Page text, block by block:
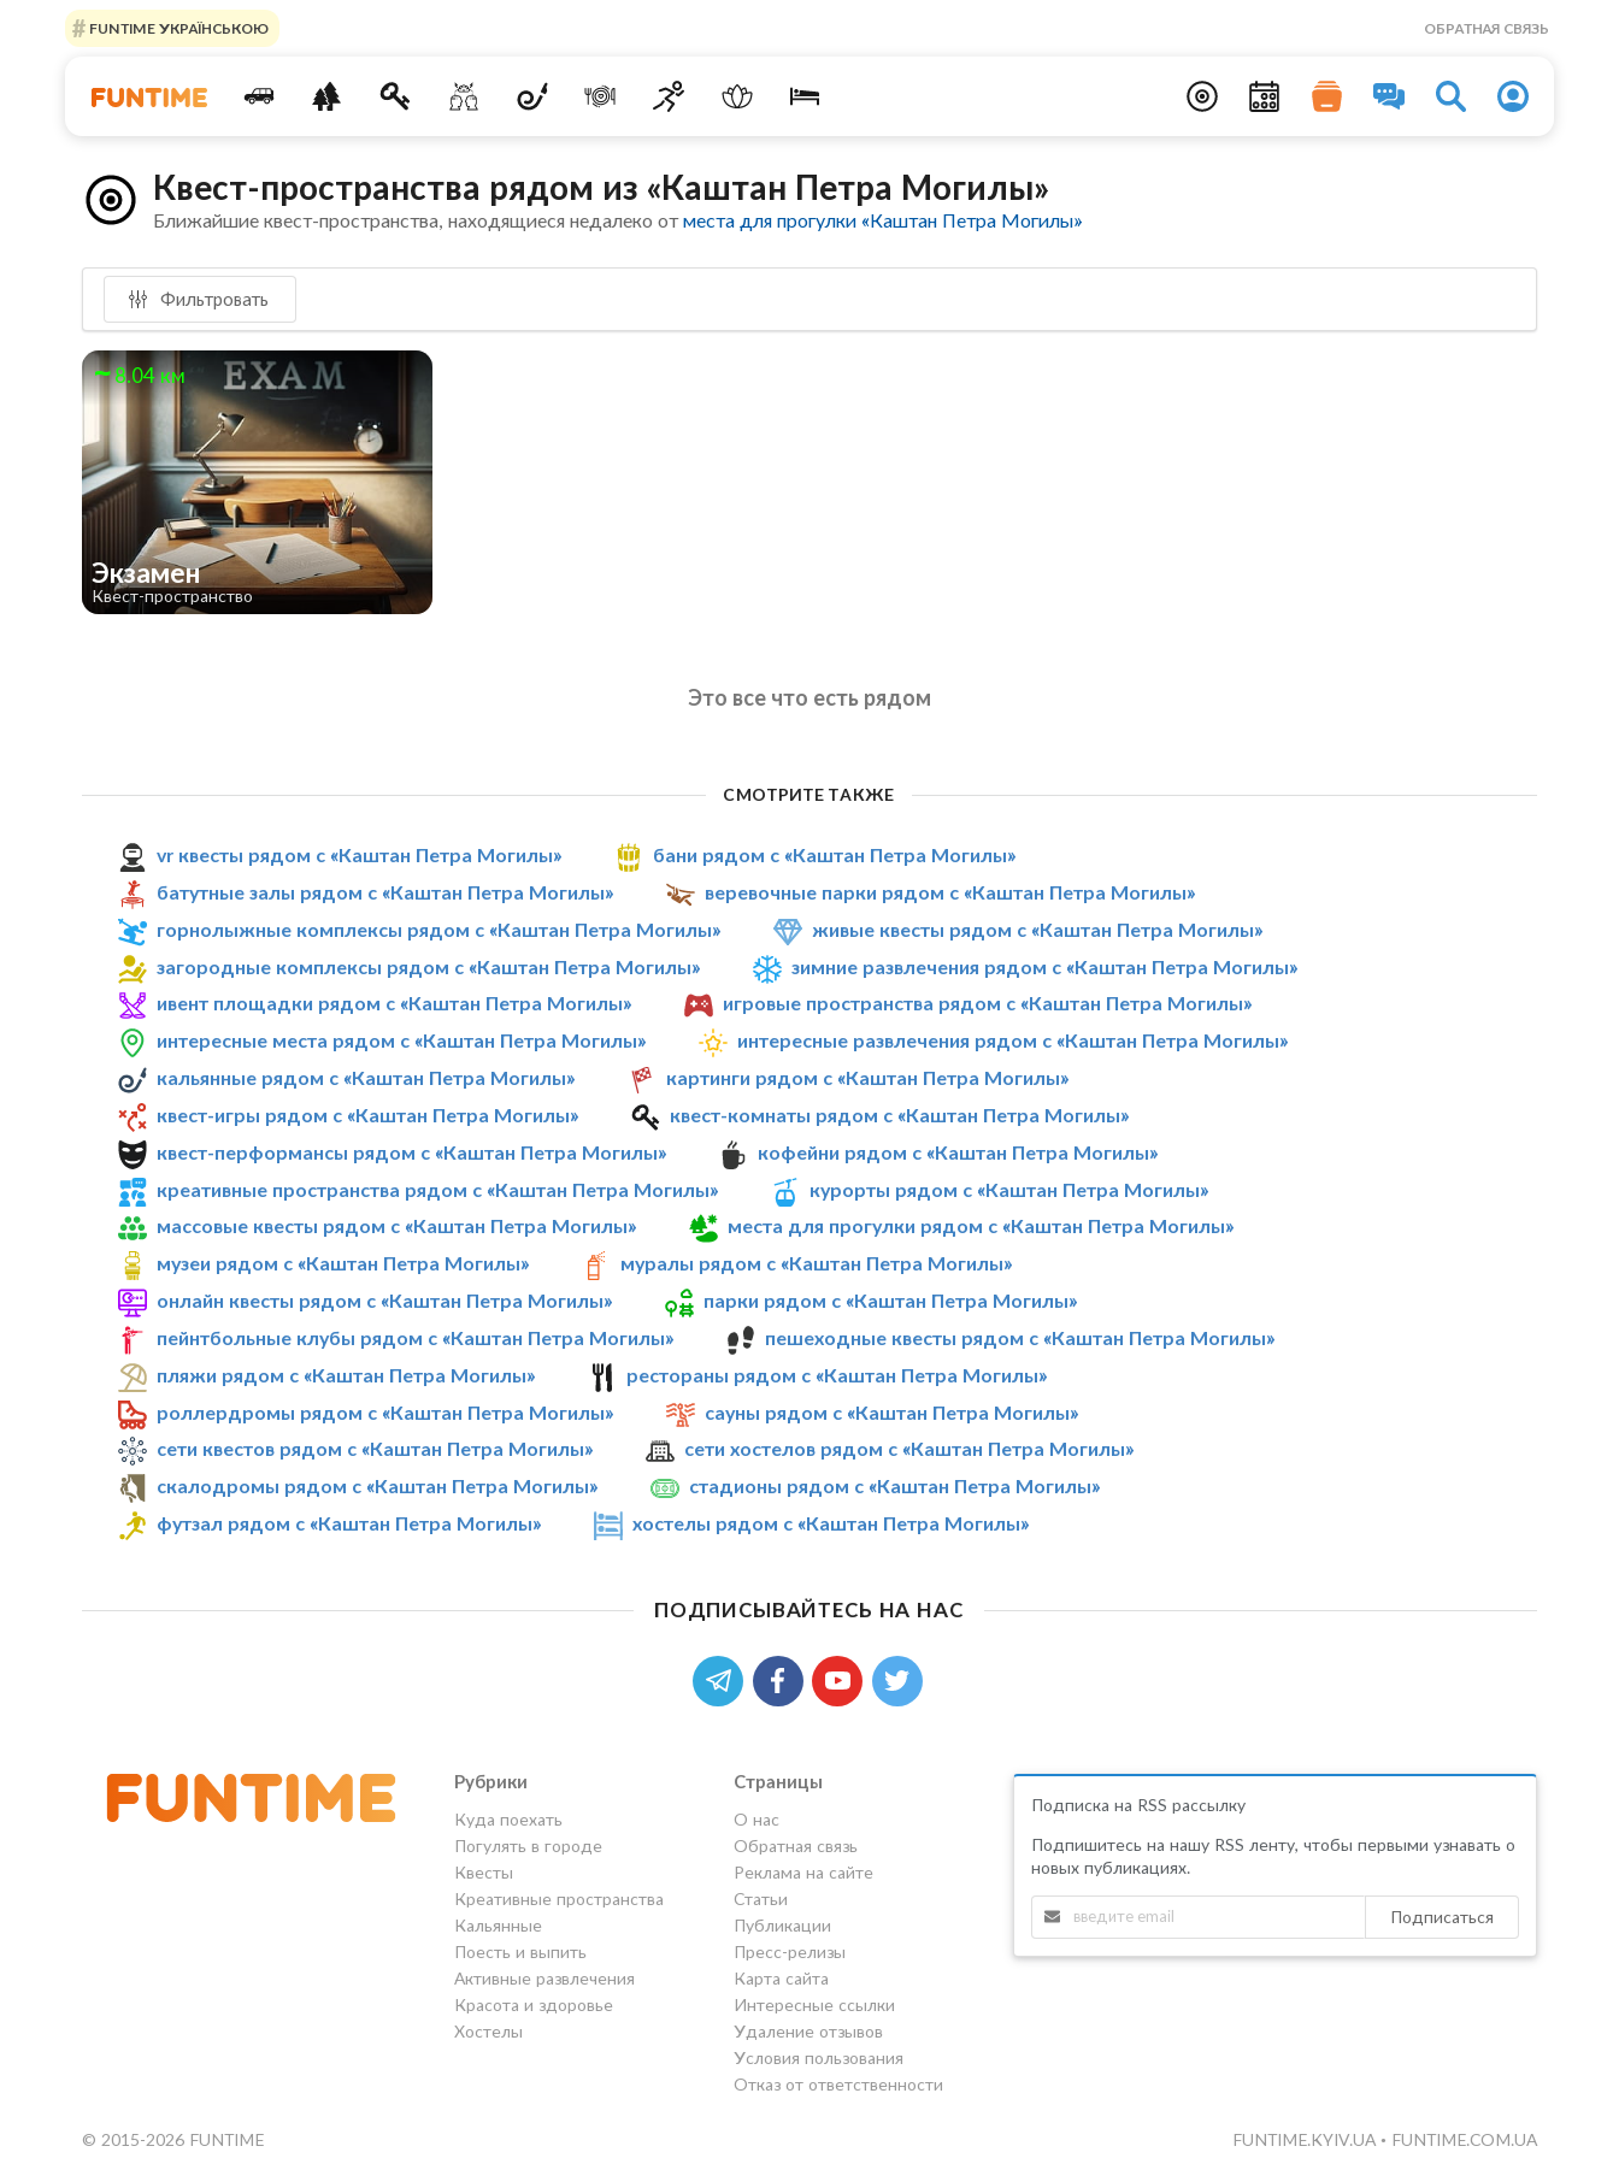
FUNTIME УКРАЇНСЬКОЮ ОБРАТНАЯ СВЯЗЬ
Квест-пространства рядом из «Каштан Петра Могилы»
Ближайшие квест-пространства, находящиеся недалеко отместа для прогулки «Каштан Петра Могилы»
Фильтровать
8.04 км
Экзамен
Квест-пространство
Это все что есть рядом
СМОТРИТЕ ТАКЖЕ
vr квесты рядом с «Каштан Петра Могилы»
бани рядом с «Каштан Петра Могилы»
батутные залы рядом с «Каштан Петра Могилы»
веревочные парки рядом с «Каштан Петра Могилы»
горнолыжные комплексы рядом с «Каштан Петра Могилы»
живые квесты рядом с «Каштан Петра Могилы»
загородные комплексы рядом с «Каштан Петра Могилы»
зимние развлечения рядом с «Каштан Петра Могилы»
ивент площадки рядом с «Каштан Петра Могилы»
игровые пространства рядом с «Каштан Петра Могилы»
интересные места рядом с «Каштан Петра Могилы»
интересные развлечения рядом с «Каштан Петра Могилы»
кальянные рядом с «Каштан Петра Могилы»
картинги рядом с «Каштан Петра Могилы»
квест-игры рядом с «Каштан Петра Могилы»
квест-комнаты рядом с «Каштан Петра Могилы»
квест-перформансы рядом с «Каштан Петра Могилы»
кофейни рядом с «Каштан Петра Могилы»
креативные пространства рядом с «Каштан Петра Могилы»
курорты рядом с «Каштан Петра Могилы»
массовые квесты рядом с «Каштан Петра Могилы»
места для прогулки рядом с «Каштан Петра Могилы»
музеи рядом с «Каштан Петра Могилы»
муралы рядом с «Каштан Петра Могилы»
онлайн квесты рядом с «Каштан Петра Могилы»
парки рядом с «Каштан Петра Могилы»
пейнтбольные клубы рядом с «Каштан Петра Могилы»
пешеходные квесты рядом с «Каштан Петра Могилы»
пляжи рядом с «Каштан Петра Могилы»
рестораны рядом с «Каштан Петра Могилы»
роллердромы рядом с «Каштан Петра Могилы»
сауны рядом с «Каштан Петра Могилы»
сети квестов рядом с «Каштан Петра Могилы»
сети хостелов рядом с «Каштан Петра Могилы»
скалодромы рядом с «Каштан Петра Могилы»
стадионы рядом с «Каштан Петра Могилы»
футзал рядом с «Каштан Петра Могилы»
хостелы рядом с «Каштан Петра Могилы»
ПОДПИСЫВАЙТЕСЬ НА НАС
Рубрики
Куда поехать
Погулять в городе
Квесты
Креативные пространства
Кальянные
Поесть и выпить
Активные развлечения
Красота и здоровье
Хостелы
Страницы
О нас
Обратная связь
Реклама на сайте
Статьи
Публикации
Пресс-релизы
Карта сайта
Интересные ссылки
Удаление отзывов
Условия пользования
Отказ от ответственности
Подписка на RSS рассылку
Подпишитесь на нашу RSS ленту, чтобы первыми узнавать о
новых публикациях.
Подписаться
© 2015-2026 FUNTIME FUNTIME.KYIV.UA • FUNTIME.COM.UA